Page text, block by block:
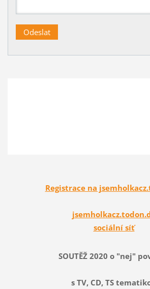
Registrace na
sociální síť
SOUTĚŽ 2020 o "nej"
s TV, CD, TS